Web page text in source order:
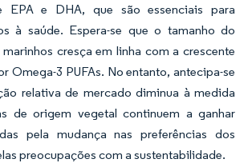
EPA e DHA, que são essenciais para
à saúde. Espera-se que o tamanho do
cresça em linha com a crescente
Omega-3 PUFAs. No entanto, antecipa-se
relativa de mercado diminua à medida
de origem vegetal continuem a ganhar
pela mudança nas preferências dos
preocupações com a sustentabilidade.